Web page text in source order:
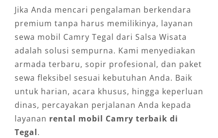
Jika Anda mencari pengalaman berkendara
premium tanpa harus memilikinya, layanan
sewa mobil Camry Tegal dari Salsa Wisata
adalah solusi sempurna. Kami menyediakan
armada terbaru, sopir profesional, dan paket
sewa fleksibel sesuai kebutuhan Anda. Baik
untuk harian, acara khusus, hingga keperluan
dinas, percayakan perjalanan Anda kepada
layanan rental mobil Camry terbaik di
Tegal.